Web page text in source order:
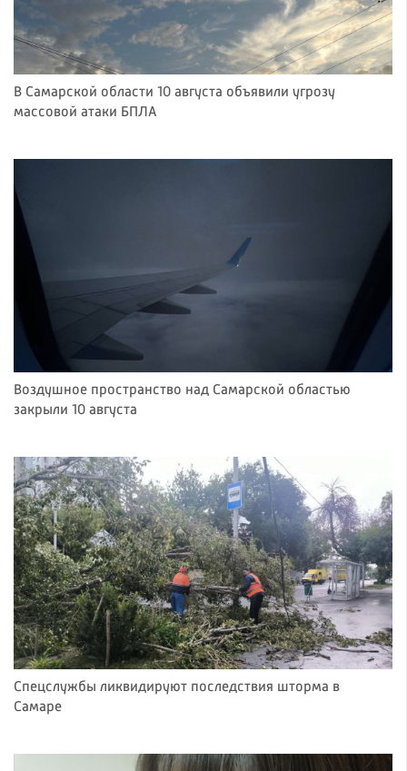
В Самарской области 10 августа объявили угрозу
массовой атаки БПЛА
Воздушное пространство над Самарской областью
закрыли 10 августа
Спецслужбы ликвидируют последствия шторма в
Самаре